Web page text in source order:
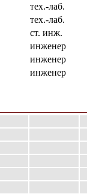
тех.-лаб.
тех.-лаб.
ст. инж.
инженер
инженер
инженер